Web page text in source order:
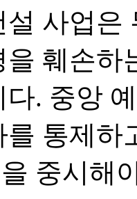
사업은
을 훼손하
. 중앙
통제하
중시해